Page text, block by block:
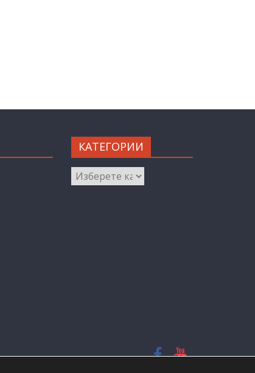
КАТЕГОРИИ
КАТЕГОРИИ